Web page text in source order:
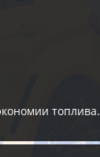
топлива.